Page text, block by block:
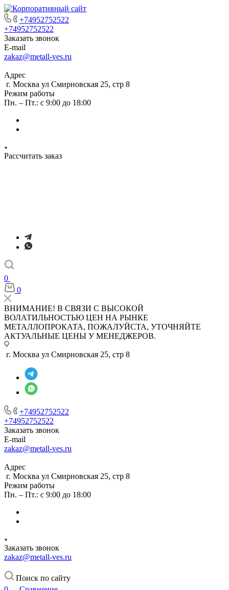
+74952752522
+74952752522
Заказать звонок
E-mail
zakaz@metall-ves.ru
Адрес
г. Москва ул Смирновская 25, стр 8
Режим работы
Пн. – Пт.: с 9:00 до 18:00
Рассчитать заказ
0
0
ВНИМАНИЕ! В СВЯЗИ С ВЫСОКОЙ
ВОЛАТИЛЬНОСТЬЮ ЦЕН НА РЫНКЕ
МЕТАЛЛОПРОКАТА, ПОЖАЛУЙСТА, УТОЧНЯЙТЕ
АКТУАЛЬНЫЕ ЦЕНЫ У МЕНЕДЖЕРОВ.
г. Москва ул Смирновская 25, стр 8
+74952752522
+74952752522
Заказать звонок
E-mail
zakaz@metall-ves.ru
Адрес
г. Москва ул Смирновская 25, стр 8
Режим работы
Пн. – Пт.: с 9:00 до 18:00
Заказать звонок
zakaz@metall-ves.ru
Поиск по сайту